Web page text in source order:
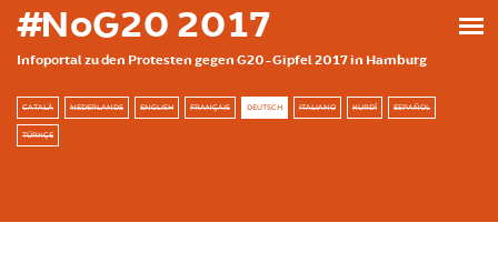
Direkt zum Inhalt
#NoG20 2017
Infoportal zu den Protesten gegen G20-Gipfel 2017 in Hamburg
CATALÀ NEDERLANDS ENGLISH FRANÇAIS DEUTSCH ITALIANO KURDÎ ESPAÑOL
TÜRKÇE